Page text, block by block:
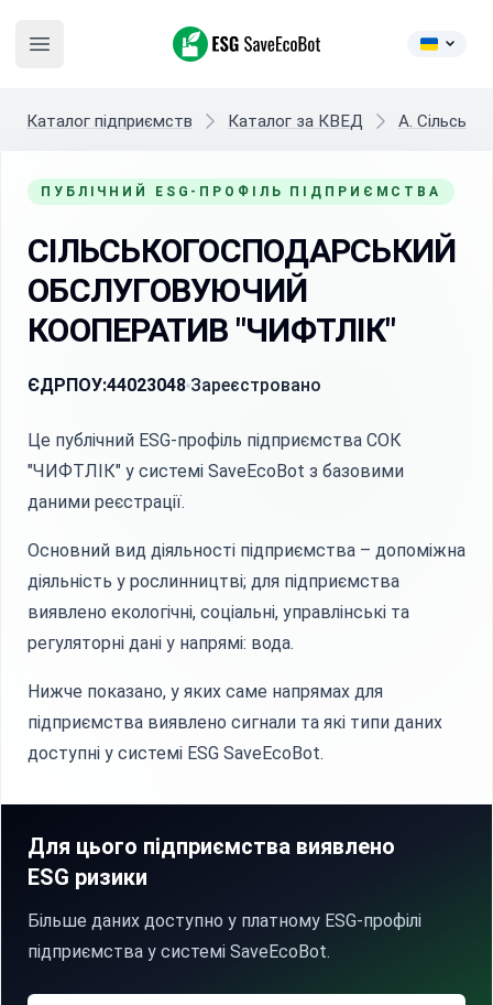
Open main menu
ESG SaveEcoBot
Каталог підприємств Каталог за КВЕД A.
ПУБЛІЧНИЙ ESG-ПРОФІЛЬ ПІДПРИЄМСТВА
СІЛЬСЬКОГОСПОДАРСЬКИЙ
ОБСЛУГОВУЮЧИЙ
КООПЕРАТИВ "ЧИФТЛІК"
ЄДРПОУ:44023048 Зареєстровано
Це публічний ESG-профіль підприємства СОК
"ЧИФТЛІК" у системі SaveEcoBot з базовими
даними реєстрації.
Основний вид діяльності підприємства – допоміжна
діяльність у рослинництві; для підприємства
виявлено екологічні, соціальні, управлінські та
регуляторні дані у напрямі: вода.
Нижче показано, у яких саме напрямах для
підприємства виявлено сигнали та які типи даних
доступні у системі ESG SaveEcoBot.
Для цього підприємства виявлено
ESG ризики
Більше даних доступно у платному ESG-профілі
підприємства у системі SaveEcoBot.